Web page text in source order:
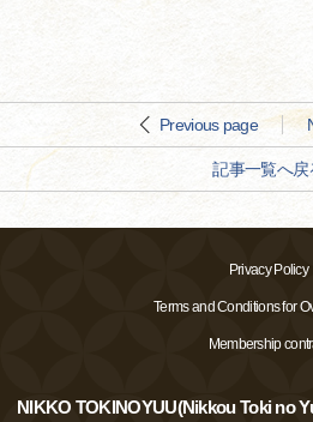
Previous page
記事一覧へ戻
Privacy Policy
Terms and Conditions for
Membership
NIKKO TOKINOYUU(Nikkou Toki no